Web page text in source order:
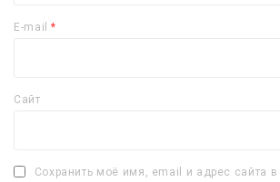
E-mail*
Сайт
Сохранить моё имя, email и адрес сайта в